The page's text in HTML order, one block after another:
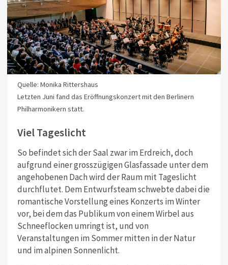
Quelle: Monika Rittershaus
Letzten Juni fand das Eröffnungskonzert mit den Berlinern
Philharmonikern statt.
Viel Tageslicht
So befindet sich der Saal zwar im Erdreich, doch
aufgrund einer grosszügigen Glasfassade unter dem
angehobenen Dach wird der Raum mit Tageslicht
durchflutet. Dem Entwurfsteam schwebte dabei die
romantische Vorstellung eines Konzerts im Winter
vor, bei dem das Publikum von einem Wirbel aus
Schneeflocken umringt ist, und von
Veranstaltungen im Sommer mitten in der Natur
und im alpinen Sonnenlicht.